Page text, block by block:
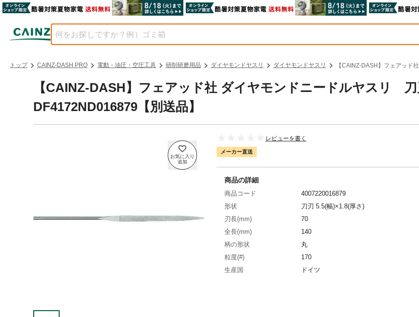
トップ CAINZ-DASH PRO 電動・油圧・空圧工具 研削研磨用品 ダイヤモンドヤスリ ダイヤモンドヤスリ 【CAINZ-DASH】フェアッド
【CAINZ-DASH】フェアッド社 ダイヤモンドニードルヤスリ 刀
DF4172ND016879【別送品】
レビューを書く
メーカー直送
商品の詳細
商品コード
4007220016879
形状
刀刃 5.5(幅)×1.8(厚さ)
刃長(mm)
70
全長(mm)
140
柄の形状
丸
粒度(#)
170
生産国
ドイツ